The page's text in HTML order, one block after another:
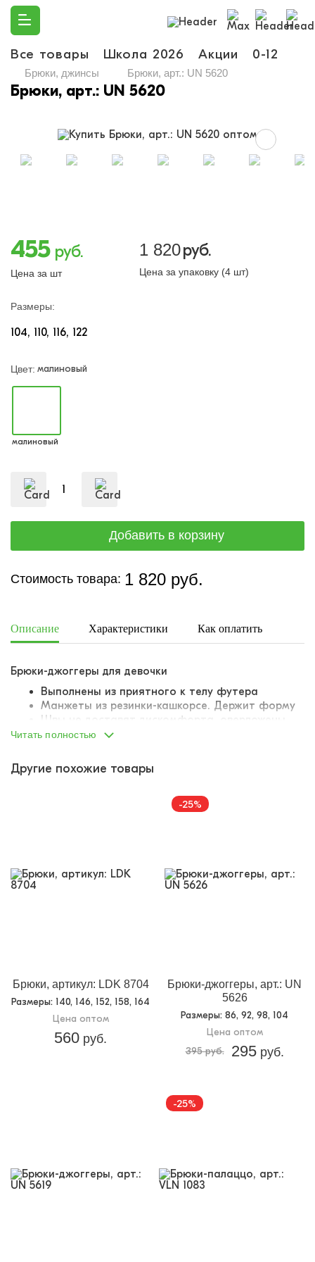
Все товары Школа 2026 Акции 0-12
Брюки, джинсы Брюки, арт.: UN 5620
Брюки, арт.: UN 5620
455 руб.
Цена за шт
1 820руб.
Цена за упаковку (4 шт)
Размеры:
104 110 116 122
Цвет: малиновый
малиновый
Стоимость товара: 1 820 руб.
Описание Характеристики Как оплатить
Брюки-джоггеры для девочки
Выполнены из приятного к телу футера
Манжеты из резинки-кашкорсе. Держит форму
Швы не доставят дискомфорта, оверложены
Пояс на эластичной резинке. Не давит
блестками
Мягкие, удобные брюки для девочек – прекрасный
вариант для прогулок на улице. Отлично сочетаются
Читать полностью
Другие похожие товары
Брюки, артикул: LDK 8704
Размеры: 140, 146, 152, 158, 164
Цена оптом
560 руб.
-25%
Брюки-джоггеры, арт.: UN
5626
Размеры: 86, 92, 98, 104
Цена оптом
395 руб.
295руб.
-25%